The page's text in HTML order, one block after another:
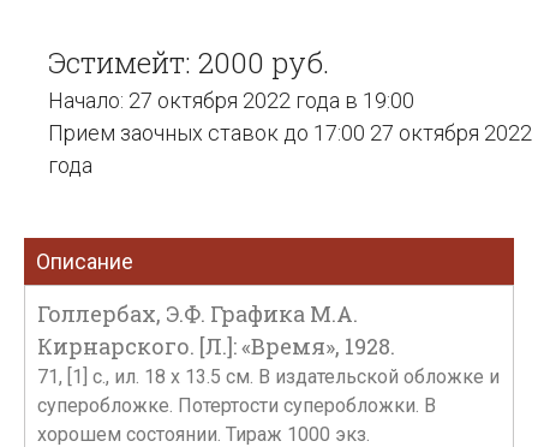
Эстимейт: 2000 руб.
Начало: 27 октября 2022 года в 19:00
Прием заочных ставок до 17:00 27 октября 2022
года
Описание
Голлербах, Э.Ф. Графика М.А.
Кирнарского. [Л.]: «Время», 1928.
71, [1] с., ил. 18 х 13.5 см. В издательской обложке и
суперобложке. Потертости суперобложки. В
хорошем состоянии. Тираж 1000 экз.